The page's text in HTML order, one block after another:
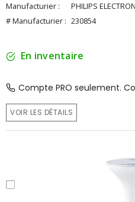
Manufacturier :
PHILIPS
# Manufacturier : 230854
En inventaire
Compte PRO seulement.
VOIR LES DÉTAILS